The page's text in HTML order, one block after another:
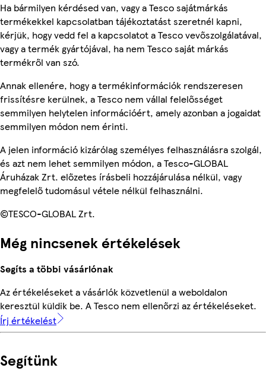
Ha bármilyen kérdésed van, vagy a Tesco sajátmárkás
termékekkel kapcsolatban tájékoztatást szeretnél kapni,
kérjük, hogy vedd fel a kapcsolatot a Tesco vevőszolgálatával,
vagy a termék gyártójával, ha nem Tesco saját márkás
termékről van szó.
Annak ellenére, hogy a termékinformációk rendszeresen
frissítésre kerülnek, a Tesco nem vállal felelősséget
semmilyen helytelen információért, amely azonban a jogaidat
semmilyen módon nem érinti.
A jelen információ kizárólag személyes felhasználásra szolgál,
és azt nem lehet semmilyen módon, a Tesco-GLOBAL
Áruházak Zrt. előzetes írásbeli hozzájárulása nélkül, vagy
megfelelő tudomásul vétele nélkül felhasználni.
©TESCO-GLOBAL Zrt.
Még nincsenek értékelések
Segíts a többi vásárlónak
Az értékeléseket a vásárlók közvetlenül a weboldalon
keresztül küldik be. A Tesco nem ellenőrzi az értékeléseket.
Írj értékelést
Segítünk